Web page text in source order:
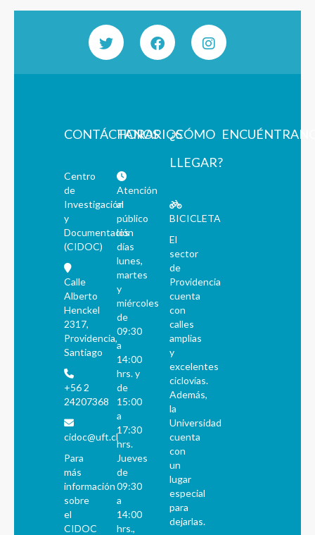
CONTÁCTANOS
Centro
de
Investigación
y
Documentación
(CIDOC)
Calle
Alberto
Henckel
2317,
Providencia,
Santiago
+56 2
24207368
cidoc@uft.cl
Para
más
información
sobre
el
CIDOC
HORARIOS
Atención
al
público
los
días
lunes,
martes
y
miércoles
de
09:30
a
14:00
hrs. y
de
15:00
a
17:30
hrs.
Jueves
de
09:30
a
14:00
hrs.,
¿CÓMO
LLEGAR?
BICICLETA
El
sector
de
Providencia
cuenta
con
calles
amplias
y
excelentes
ciclovías.
Además,
la
Universidad
cuenta
con
un
lugar
especial
para
dejarlas.